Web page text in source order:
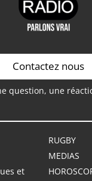
Contactez nous
question, une
RUGBY
MEDIAS
et